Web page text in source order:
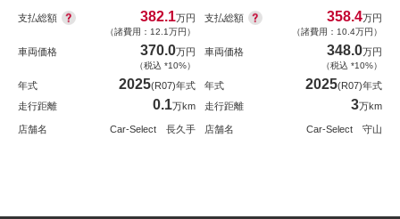
支払総額 382.1万円
（諸費用：12.1万円）
車両価格 370.0万円
（税込 *10%）
年式 2025(R07)年式
走行距離
0.1万km
店舗名 Car-Select 長久手
支払総額 358.4万円
（諸費用：10.4万円）
車両価格 348.0万円
（税込 *10%）
年式 2025(R07)年式
走行距離
3万km
店舗名 Car-Select 守山